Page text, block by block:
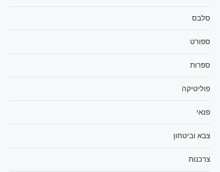
סלבס
ספורט
ספרות
פוליטיקה
פנאי
צבא וביטחון
צרכנות